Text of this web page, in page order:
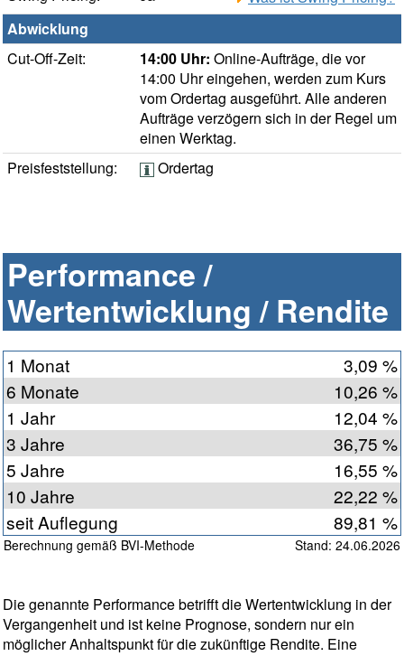
Abwicklung
Cut-Off-Zeit:
14:00 Uhr: Online-Aufträge, die vor
14:00 Uhr eingehen, werden zum Kurs
vom Ordertag ausgeführt. Alle anderen
Aufträge verzögern sich in der Regel um
einen Werktag.
Preisfeststellung:
Ordertag
Performance /
Wertentwicklung / Rendite
1 Monat
3,09 %
6 Monate
10,26 %
1 Jahr
12,04 %
3 Jahre
36,75 %
5 Jahre
16,55 %
10 Jahre
22,22 %
seit Auflegung
89,81 %
Berechnung gemäß BVI-Methode Stand: 24.06.2026
Die genannte Performance betrifft die Wertentwicklung in der
Vergangenheit und ist keine Prognose, sondern nur ein
möglicher Anhaltspunkt für die zukünftige Rendite. Eine